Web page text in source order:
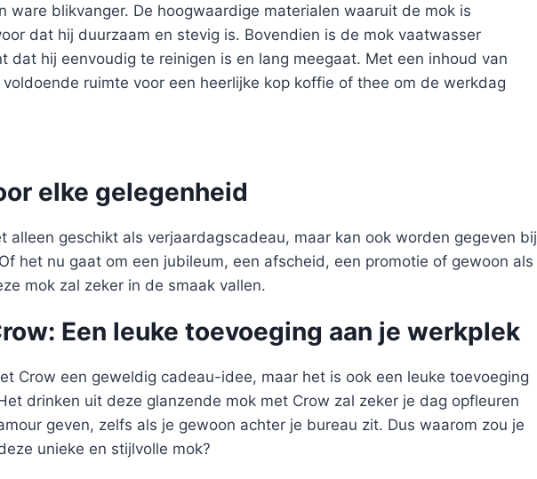
ware blikvanger. De hoogwaardige materialen waaruit de mok is
dat hij duurzaam en stevig is. Bovendien is de mok vaatwasser
dat hij eenvoudig te reinigen is en lang meegaat. Met een inhoud van
ruimte voor een heerlijke kop koffie of thee om de werkdag
elke gelegenheid
alleen geschikt als verjaardagscadeau, maar kan ook worden gegeven bij
het nu gaat om een jubileum, een afscheid, een promotie of gewoon als
mok zal zeker in de smaak vallen.
Een leuke toevoeging aan je werkplek
Crow een geweldig cadeau-idee, maar het is ook een leuke toevoeging
drinken uit deze glanzende mok met Crow zal zeker je dag opfleuren
geven, zelfs als je gewoon achter je bureau zit. Dus waarom zou je
unieke en stijlvolle mok?